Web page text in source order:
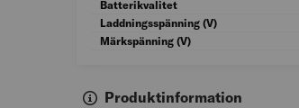
Batterikvalitet
Laddningsspänning (V)
Märkspänning (V)
Produktinformation